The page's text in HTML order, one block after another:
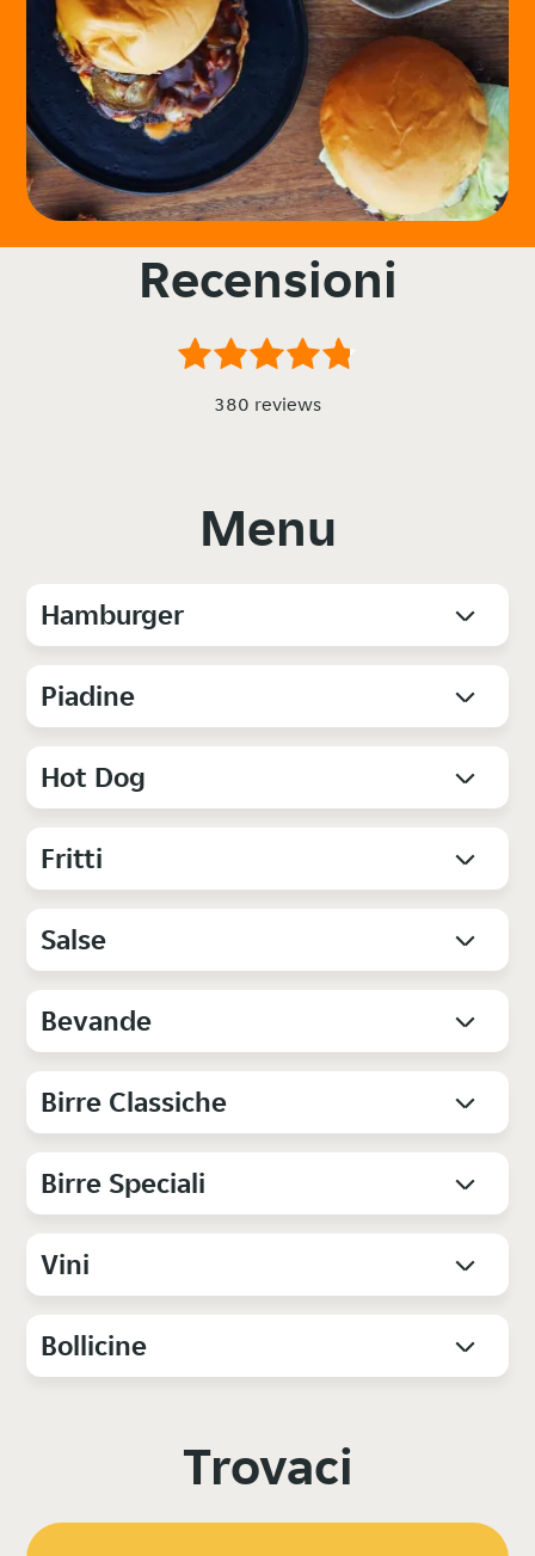
Recensioni
380 reviews
Menu
Hamburger
Piadine
Hot Dog
Fritti
Salse
Bevande
Birre Classiche
Birre Speciali
Vini
Bollicine
Trovaci